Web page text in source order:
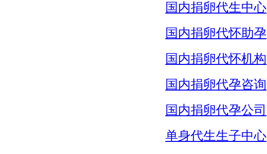
国内捐卵代生中心
国内捐卵代怀助孕
国内捐卵代怀机构
国内捐卵代孕咨询
国内捐卵代孕公司
单身代生生子中心